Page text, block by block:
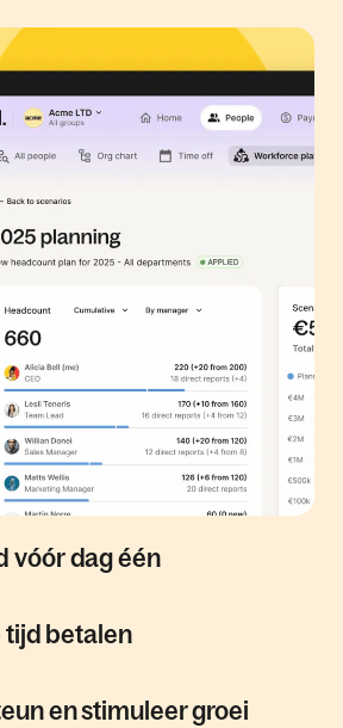
vóór dag één
tijd betalen
en stimuleer groei